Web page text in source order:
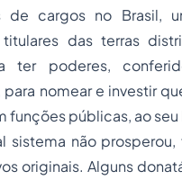
de cargos no Brasil,
titulares das terras
ter poderes,
para nomear e investir
funções públicas, ao seu
sistema não prosperou,
originais. Alguns